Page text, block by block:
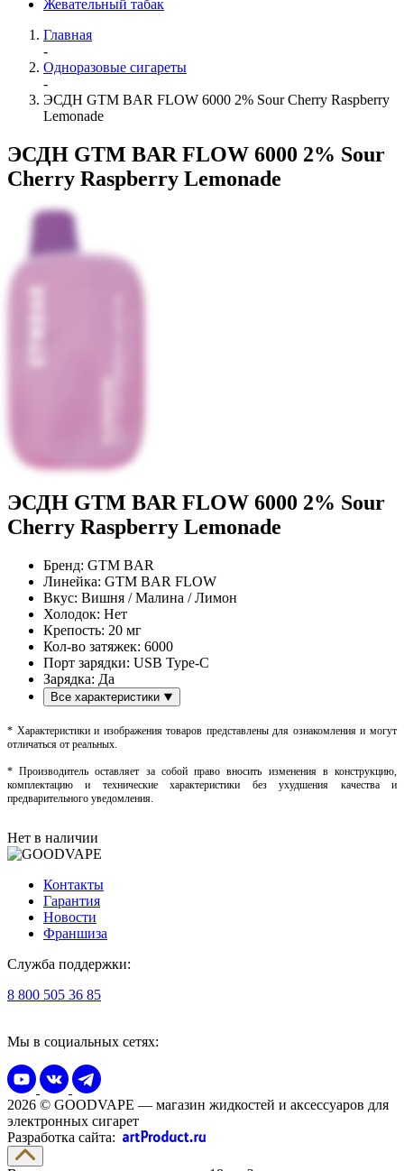
Жевательный табак
Главная
-
Одноразовые сигареты
-
ЭСДН GTM BAR FLOW 6000 2% Sour Cherry Raspberry
Lemonade
ЭСДН GTM BAR FLOW 6000 2% Sour
Cherry Raspberry Lemonade
ЭСДН GTM BAR FLOW 6000 2% Sour
Cherry Raspberry Lemonade
Бренд: GTM BAR
Линейка: GTM BAR FLOW
Вкус: Вишня / Малина / Лимон
Холодок: Нет
Крепость: 20 мг
Кол-во затяжек: 6000
Порт зарядки: USB Type-C
Зарядка: Да
Все характеристики
* Характеристики и изображения товаров представлены для ознакомления и могут
отличаться от реальных.
* Производитель оставляет за собой право вносить изменения в конструкцию,
комплектацию и технические характеристики без ухудшения качества и
предварительного уведомления.
Нет в наличии
Контакты
Гарантия
Новости
Франшиза
Служба поддержки:
8 800 505 36 85
Мы в социальных сетях:
2026 © GOODVAPE — магазин жидкостей и аксессуаров для
электронных сигарет
Разработка сайта: